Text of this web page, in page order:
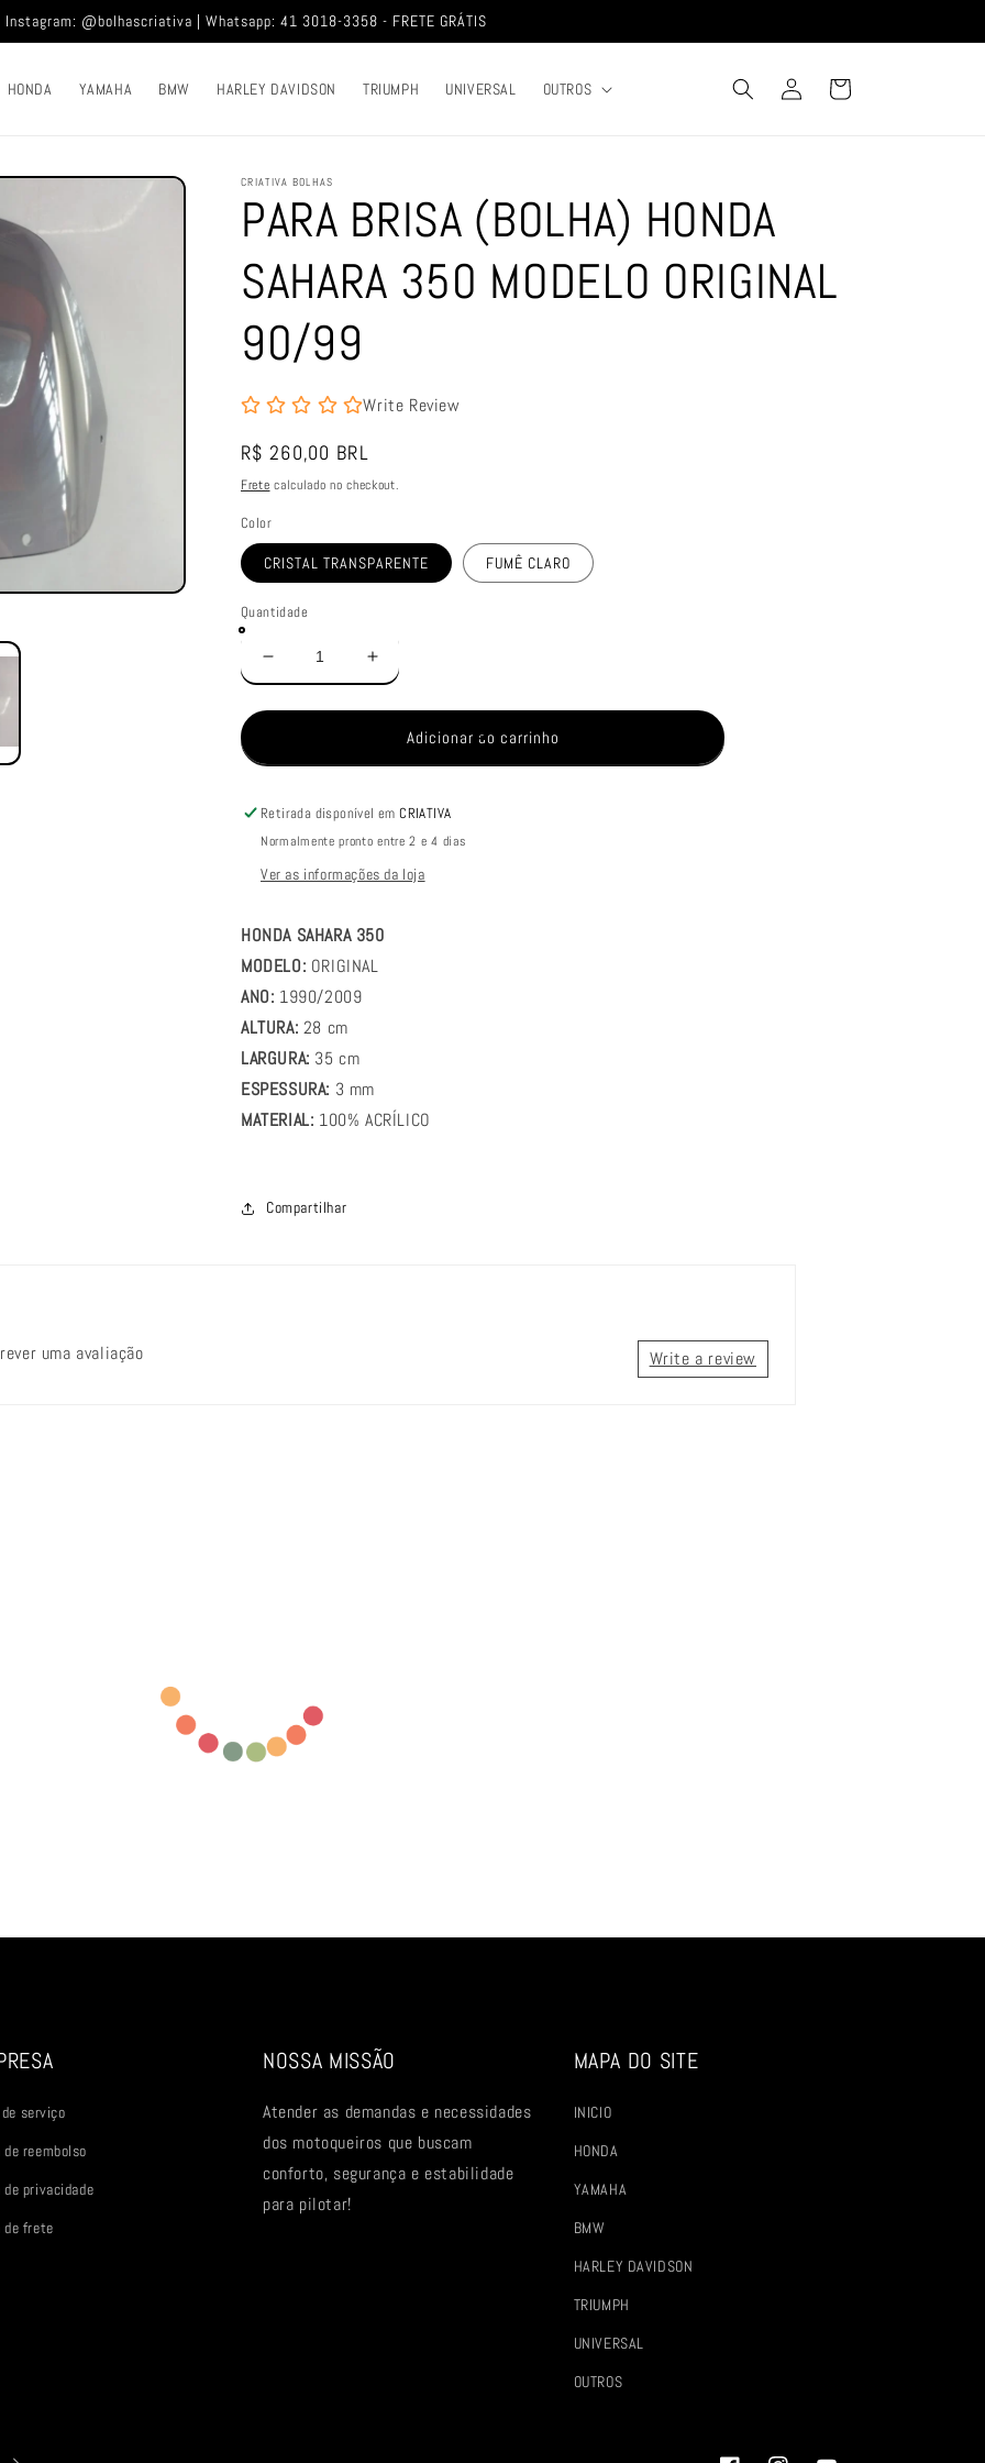
Instagram: @bolhascriativa | Whatsapp: 41 3018-3358 - FRETE GRÁTIS
HONDA YAMAHA BMW HARLEY DAVIDSON TRIUMPH UNIVERSAL OUTROS
Fazer
login
Carrinho
CRIATIVA BOLHAS
PARA BRISA (BOLHA) HONDA
SAHARA 350 MODELO ORIGINAL
90/99
Write Review
Preço
normal
R$ 260,00 BRL
Frete calculado no checkout.
Color
CRISTAL TRANSPARENTE FUMÊ CLARO
Quantidade
Diminuir
a
quantidade
(BOLHA)
HONDA
SAHARA
350
90/99
Aumentar
a
quantidade
(BOLHA)
SAHARA
350
90/99
Adicionar ao carrinho
Retirada disponível emCRIATIVA
Normalmente pronto entre 2 e 4 dias
Ver as informações da loja
HONDA SAHARA 350
MODELO: ORIGINAL
ANO: 1990/2009
ALTURA: 28 cm
LARGURA: 35 cm
ESPESSURA: 3 mm
MATERIAL: 100% ACRÍLICO
Compartilhar
uma avaliação Write a review
serviço
reembolso
privacidade
de frete
NOSSA MISSÃO
Atender as demandas e necessidades
dos motoqueiros que buscam
conforto, segurança e estabilidade
para pilotar!
MAPA DO SITE
INICIO
HONDA
YAMAHA
BMW
HARLEY DAVIDSON
TRIUMPH
UNIVERSAL
OUTROS